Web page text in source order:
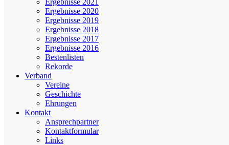
Ergebnisse 2021
Ergebnisse 2020
Ergebnisse 2019
Ergebnisse 2018
Ergebnisse 2017
Ergebnisse 2016
Bestenlisten
Rekorde
Verband
Vereine
Geschichte
Ehrungen
Kontakt
Ansprechpartner
Kontaktformular
Links